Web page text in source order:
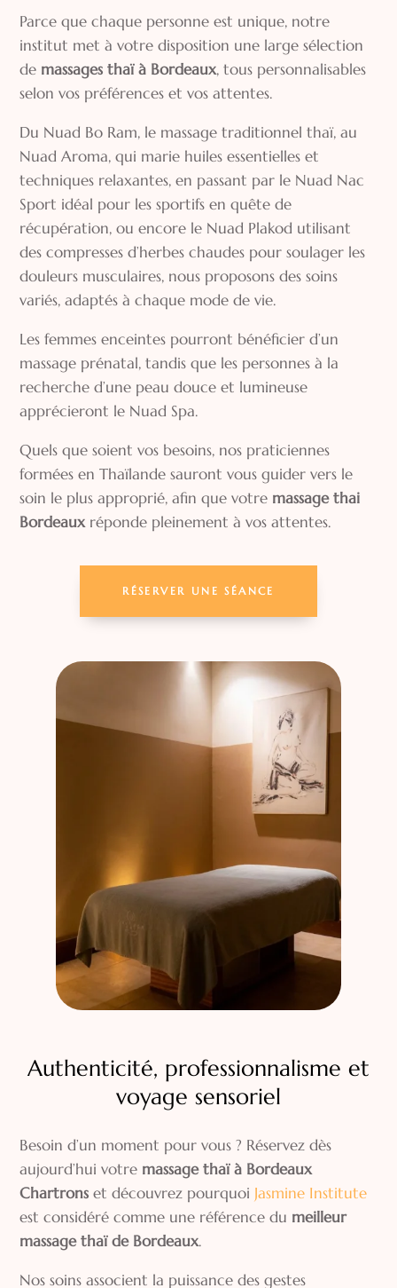
Parce que chaque personne est unique, notre
institut met à votre disposition une large sélection
de massages thaï à Bordeaux, tous personnalisables
selon vos préférences et vos attentes.
Du Nuad Bo Ram, le massage traditionnel thaï, au
Nuad Aroma, qui marie huiles essentielles et
techniques relaxantes, en passant par le Nuad Nac
Sport idéal pour les sportifs en quête de
récupération, ou encore le Nuad Plakod utilisant
des compresses d’herbes chaudes pour soulager les
douleurs musculaires, nous proposons des soins
variés, adaptés à chaque mode de vie.
Les femmes enceintes pourront bénéficier d’un
massage prénatal, tandis que les personnes à la
recherche d’une peau douce et lumineuse
apprécieront le Nuad Spa.
Quels que soient vos besoins, nos praticiennes
formées en Thaïlande sauront vous guider vers le
soin le plus approprié, afin que votre massage thai
Bordeauxréponde pleinement à vos attentes.
RÉSERVER UNE SÉANCE
Authenticité, professionnalisme et
voyage sensoriel
Besoin d’un moment pour vous ? Réservez dès
aujourd’hui votre massage thaï à Bordeaux
Chartrons et découvrez pourquoi Jasmine Institute
est considéré comme une référence du meilleur
massage thaï de Bordeaux.
Nos soins associent la puissance des gestes